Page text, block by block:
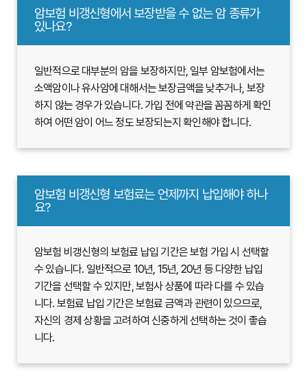
암보험 비갱신형에서 보장받을 수 없는 암 종류가
있나요?
일반적으로 대부분의 암을 보장하지만, 일부 암보험에서는
소액암이나 유사암에 대해서는 보장금액을 낮추거나, 보장
하지 않는 경우가 있습니다. 가입 전에 약관을 꼼꼼하게 확인
하여 어떤 암이 어느 정도 보장되는지 확인해야 합니다.
암보험 비갱신형 보험료는 언제까지 납입해야 하나
요?
암보험 비갱신형의 보험료 납입 기간은 보험 가입 시 선택할
수 있습니다. 일반적으로 10년, 15년, 20년 등 다양한 납입
기간을 선택할 수 있지만, 보험사 상품에 따라 다를 수 있습
니다. 보험료 납입 기간은 보험료 금액과 관련이 있으므로,
자신의 경제 상황을 고려하여 신중하게 선택하는 것이 좋습
니다.